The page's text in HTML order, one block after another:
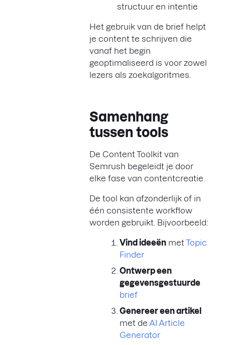
structuur en intentie
Het gebruik van de brief helpt
je content te schrijven die
vanaf het begin
geoptimaliseerd is voor zowel
lezers als zoekalgoritmes.
Samenhang
tussen tools
De Content Toolkit van
Semrush begeleidt je door
elke fase van contentcreatie.
De tool kan afzonderlijk of in
één consistente workflow
worden gebruikt. Bijvoorbeeld:
Vind ideeën metTopic
Finder
Ontwerp een
gegevensgestuurde
brief
Genereer een artikel
met de AI Article
Generator